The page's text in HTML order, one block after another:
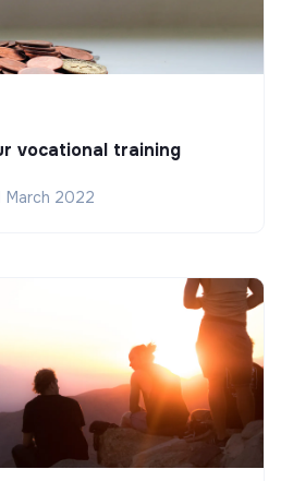
vocational training
March 2022